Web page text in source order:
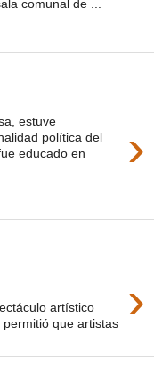
comunal de ...
›
estuve
política del
educado en
›
artístico
que artistas